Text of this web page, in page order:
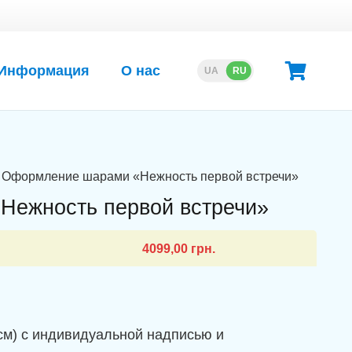
О нас UA RU
шарами «Нежность первой встречи»
первой встречи»
4099,00 грн.
с индивидуальной надписью и